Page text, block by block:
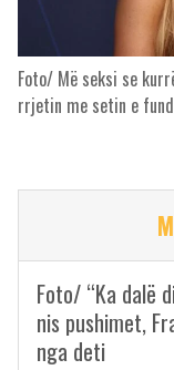
Foto/ Më seksi se
rrjetin me setin e
Foto/ “Ka dalë
nis pushimet,
nga deti